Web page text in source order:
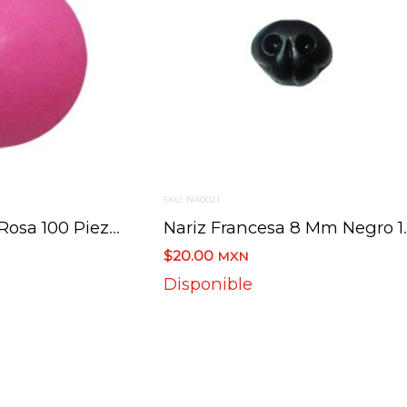
Nariz Bola No.7 Rosa 100 Piezas
SKU: NA0021
Nariz
$20.00 MXN
Disponible